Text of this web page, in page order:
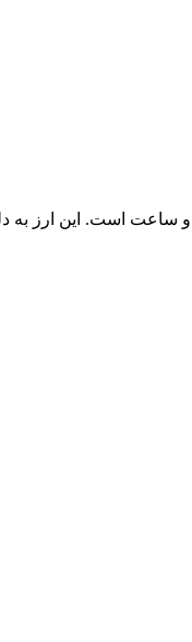
و ساعت